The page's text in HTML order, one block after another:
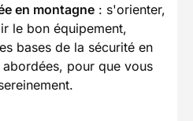
en montagne : s'orienter,
le bon équipement,
bases de la sécurité en
pour que vous